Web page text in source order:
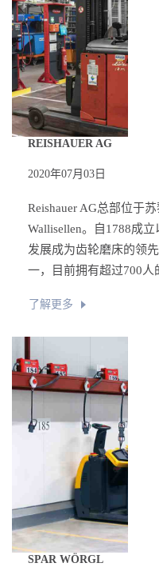
REISHAUER AG
2020年07月03日
Reishauer AG总部位于
Wallisellen。自1788成
发展成为齿轮磨床的领
一，目前拥有超过700人
了解更多
SPAR WÖRGL